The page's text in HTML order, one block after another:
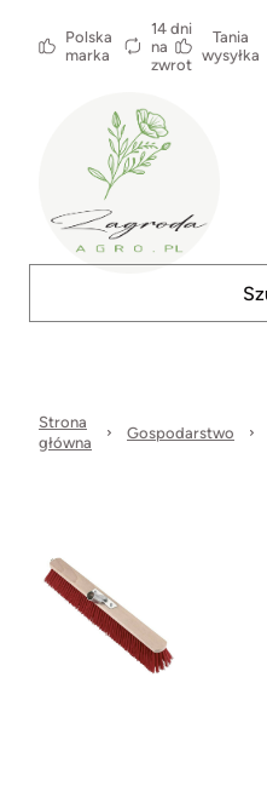
Polska
marka
14 dni
na
zwrot
Tania
wysyłka
Strona
główna
Gospodarstwo